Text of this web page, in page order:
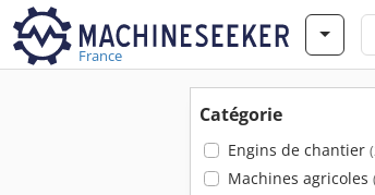
France
Catégorie
Engins de chantier
Machines agricoles